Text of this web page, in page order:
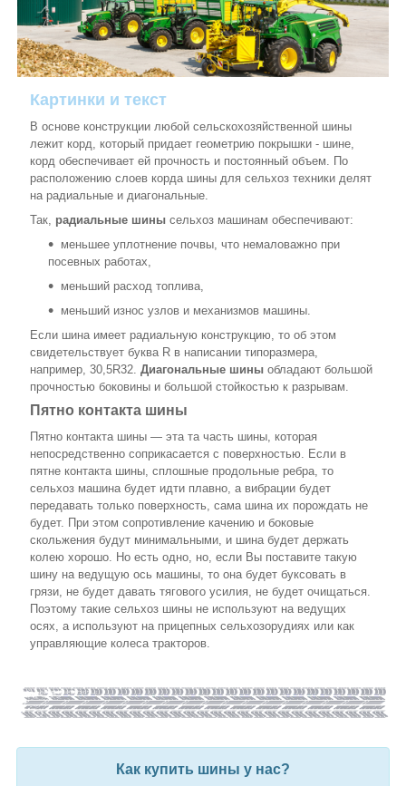
Картинки и текст
В основе конструкции любой сельскохозяйственной шины
лежит корд, который придает геометрию покрышки - шине,
корд обеспечивает ей прочность и постоянный объем. По
расположению слоев корда шины для сельхоз техники делят
на радиальные и диагональные.
Так, радиальные шины сельхоз машинам обеспечивают:
меньшее уплотнение почвы, что немаловажно при
посевных работах,
меньший расход топлива,
меньший износ узлов и механизмов машины.
Если шина имеет радиальную конструкцию, то об этом
свидетельствует буква R в написании типоразмера,
например, 30,5R32. Диагональные шины обладают большой
прочностью боковины и большой стойкостью к разрывам.
Пятно контакта шины
Пятно контакта шины — эта та часть шины, которая
непосредственно соприкасается с поверхностью. Если в
пятне контакта шины, сплошные продольные ребра, то
сельхоз машина будет идти плавно, а вибрации будет
передавать только поверхность, сама шина их порождать не
будет. При этом сопротивление качению и боковые
скольжения будут минимальными, и шина будет держать
колею хорошо. Но есть одно, но, если Вы поставите такую
шину на ведущую ось машины, то она будет буксовать в
грязи, не будет давать тягового усилия, не будет очищаться.
Поэтому такие сельхоз шины не используют на ведущих
осях, а используют на прицепных сельхозорудиях или как
управляющие колеса тракторов.
Как купить шины у нас?